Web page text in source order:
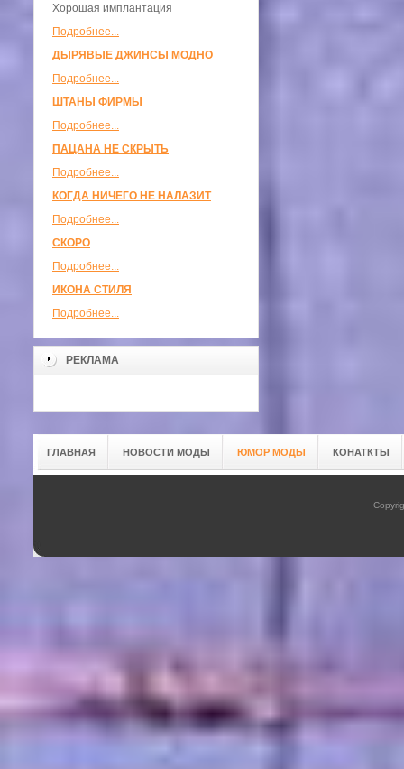
Хорошая имплантация
Подробнее...
ДЫРЯВЫЕ ДЖИНСЫ МОДНО
Подробнее...
ШТАНЫ ФИРМЫ
Подробнее...
ПАЦАНА НЕ СКРЫТЬ
Подробнее...
КОГДА НИЧЕГО НЕ НАЛАЗИТ
Подробнее...
СКОРО
Подробнее...
ИКОНА СТИЛЯ
Подробнее...
РЕКЛАМА
ГЛАВНАЯ НОВОСТИ МОДЫ ЮМОР МОДЫ КОНАТКТЫ